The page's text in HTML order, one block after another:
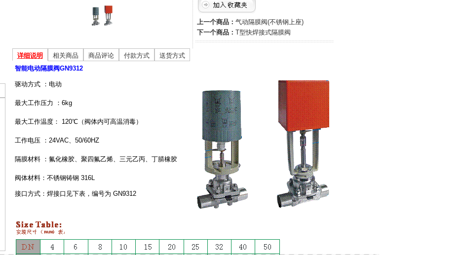
上一个商品： 气动隔膜阀(不锈钢上座)
下一个商品： T型快焊接式隔膜阀
详细说明 相关商品 商品评论 付款方式
送货方式
智能电动隔膜阀GN9312
驱动方式 ：电动
最大工作压力 ：6kg
最大工作温度： 120℃（阀体内可高温消毒）
工作电压 ：24VAC、50/60HZ
隔膜材料 ：氟化橡胶、聚四氟乙烯、三元乙丙、丁腈橡胶
阀体材料：不锈钢铸钢 316L
接口方式：焊接口见下表，编号为 GN9312